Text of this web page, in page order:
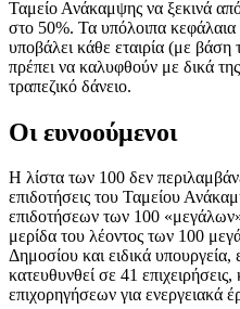
Ταμείο Ανάκαμψης να ξεκινά
στο 50%. Τα υπόλοιπα κεφάλαια
υποβάλει κάθε εταιρία (με
πρέπει να καλυφθούν με δικά
τραπεζικό δάνειο.
Οι ευνοούμενοι
Η λίστα των 100 δεν
επιδοτήσεις του Ταμείου
επιδοτήσεων των 100
μερίδα του λέοντος των 100
Δημοσίου και ειδικά
κατευθυνθεί σε 41
επιχορηγήσεων για ενεργειακά